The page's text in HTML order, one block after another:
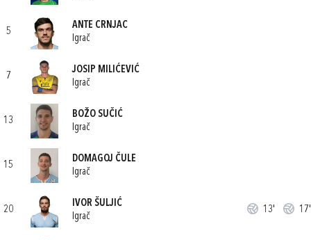
5
ANTE CRNJAC
Igrač
7
JOSIP MILIĆEVIĆ
Igrač
13
BOŽO SUČIĆ
Igrač
15
DOMAGOJ ČULE
Igrač
20
IVOR ŠULJIĆ
Igrač
13' 17'